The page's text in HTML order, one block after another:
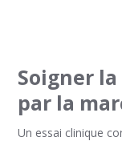
Soigner
par la
Un essai clinique